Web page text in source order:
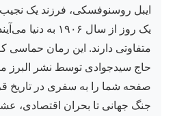
ایبل روسنوفسکی، فرزند یک
یک روز از سال ۱۹۰۶
متفاوتی دارند. این رمان حماسی
صفحه شما را به سفری در تاریخ
جنگ جهانی تا بحران اقتصادی،